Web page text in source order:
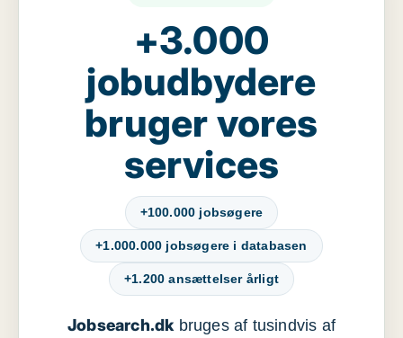
+3.000
jobudbydere
bruger vores
services
+100.000 jobsøgere
+1.000.000 jobsøgere i databasen
+1.200 ansættelser årligt
Jobsearch.dkbruges af tusindvis af